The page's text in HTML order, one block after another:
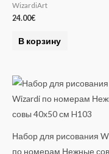
WizardiArt
24.00€
В корзину
Набор для рисования
по номерам Нежные